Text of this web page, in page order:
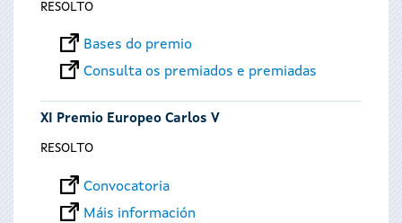
RESOLTO
Bases do premio
Consulta os premiados e premiadas
XI Premio Europeo Carlos V
RESOLTO
Convocatoria
Máis información